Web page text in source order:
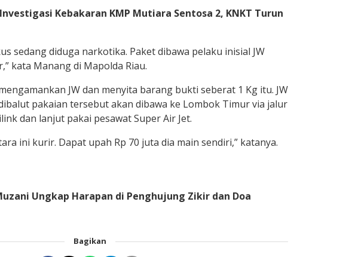
Kebakaran KMP Mutiara Sentosa 2, KNKT Turun
sedang diduga narkotika. Paket dibawa pelaku inisial JW
kata Manang di Mapolda Riau.
JW dan menyita barang bukti seberat 1 Kg itu. JW
pakaian tersebut akan dibawa ke Lombok Timur via jalur
dan lanjut pakai pesawat Super Air Jet.
ini kurir. Dapat upah Rp 70 juta dia main sendiri,” katanya.
Ungkap Harapan di Penghujung Zikir dan Doa
Bagikan